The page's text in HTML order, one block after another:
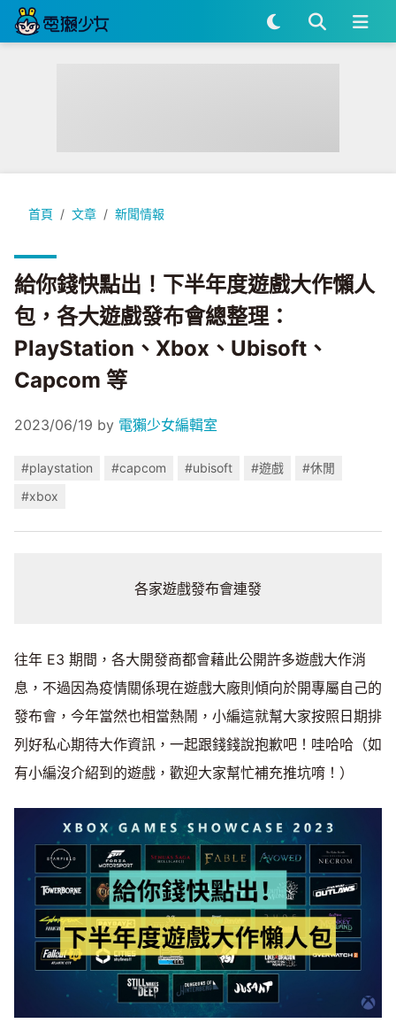
首頁 文章 新聞情報
給你錢快點出！下半年度遊戲大作懶人包，各大遊戲發布會
給你錢快點出！下半年度遊戲大作懶人
包，各大遊戲發布會總整理：
PlayStation、Xbox、Ubisoft、
Capcom 等
2023/06/19 by 電獺少女編輯室
#playstation #capcom #ubisoft #遊戲
#休閒
#xbox
各家遊戲發布會連發
往年 E3 期間，各大開發商都會藉此公開許多遊戲大作消
息，不過因為疫情關係現在遊戲大廠則傾向於開專屬自己的
發布會，今年當然也相當熱鬧，小編這就幫大家按照日期排
列好私心期待大作資訊，一起跟錢錢說抱歉吧！哇哈哈（如
有小編沒介紹到的遊戲，歡迎大家幫忙補充推坑唷！）